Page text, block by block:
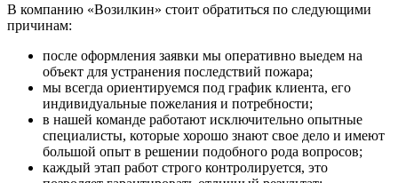
В компанию «Возилкин» стоит обратиться по следующими
причинам:
после оформления заявки мы оперативно выедем на
объект для устранения последствий пожара;
мы всегда ориентируемся под график клиента, его
индивидуальные пожелания и потребности;
в нашей команде работают исключительно опытные
специалисты, которые хорошо знают свое дело и имеют
большой опыт в решении подобного рода вопросов;
каждый этап работ строго контролируется, это